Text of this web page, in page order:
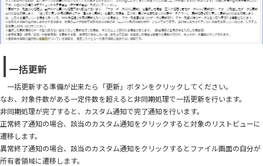
一括更新
一括更新する準備が出来たら「更新」ボタンをクリックしてください。
なお、対象件数がある一定件数を超えると非同期処理で一括更新を行います。
非同期処理が完了すると、カスタム通知で完了通知を行います。
正常終了通知の場合、該当のカスタム通知をクリックすると対象のリストビューに
遷移します。
異常終了通知の場合、該当のカスタム通知をクリックするとファイル画面の自分が
所有者領域に遷移します。